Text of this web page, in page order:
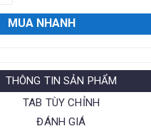
MUA NHANH
THÔNG TIN SẢN PHẨM
TAB TÙY CHỈNH
ĐÁNH GIÁ